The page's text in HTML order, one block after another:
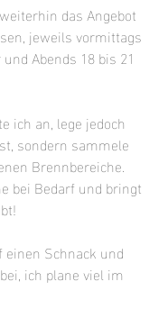
das Angebot
jeweils vormittags
Abends 18 bis 21
ich an, lege jedoch
sondern sammele
Brennbereiche.
bei Bedarf und bringt
Schnack und
ich plane viel im